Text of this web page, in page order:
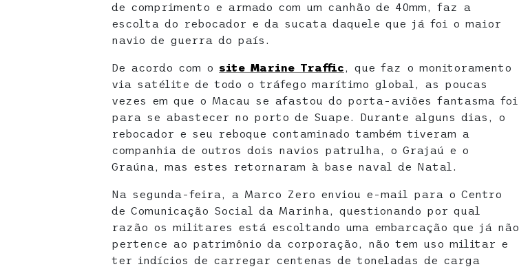
de comprimento e armado com um canhão de 40mm, faz a
escolta do rebocador e da sucata daquele que já foi o maior
navio de guerra do país.
De acordo com o site Marine Traffic, que faz o monitoramento
via satélite de todo o tráfego marítimo global, as poucas
vezes em que o Macau se afastou do porta-aviões fantasma foi
para se abastecer no porto de Suape. Durante alguns dias, o
rebocador e seu reboque contaminado também tiveram a
companhia de outros dois navios patrulha, o Grajaú e o
Graúna, mas estes retornaram à base naval de Natal.
Na segunda-feira, a Marco Zero enviou e-mail para o Centro
de Comunicação Social da Marinha, questionando por qual
razão os militares está escoltando uma embarcação que já não
pertence ao patrimônio da corporação, não tem uso militar e
ter indícios de carregar centenas de toneladas de carga